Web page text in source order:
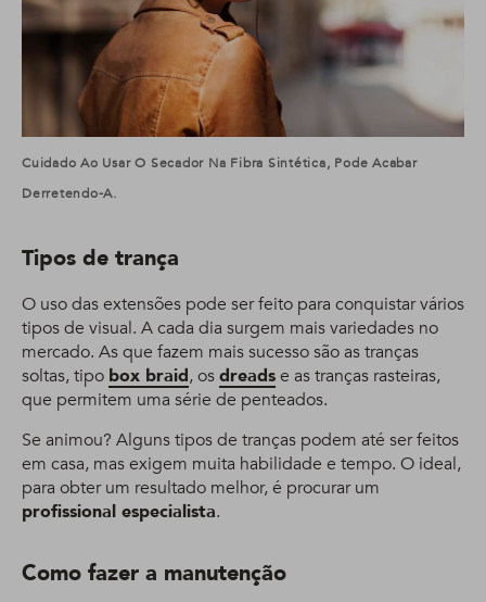
Cuidado Ao Usar O Secador Na Fibra Sintética, Pode Acabar
Derretendo-A.
Tipos de trança
O uso das extensões pode ser feito para conquistar vários
tipos de visual. A cada dia surgem mais variedades no
mercado. As que fazem mais sucesso são as tranças
soltas, tipo box braid, osdreadse as tranças rasteiras,
que permitem uma série de penteados.
Se animou? Alguns tipos de tranças podem até ser feitos
em casa, mas exigem muita habilidade e tempo. O ideal,
para obter um resultado melhor, é procurar um
profissional especialista.
Como fazer a manutenção